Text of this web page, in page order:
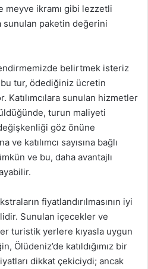
meyve ikramı gibi lezzetli
sunulan paketin değerini
belirtmek isteriz
bu tur, ödediğiniz ücretin
Katılımcılara sunulan hizmetler
turun maliyeti
göz önüne
ve katılımcı sayısına bağlı
ve bu, daha avantajlı
fiyatlandırılmasının iyi
Sunulan içecekler ve
turistik yerlere kıyasla uygun
Ölüdeniz’de katıldığımız bir
dikkat çekiciydi; ancak